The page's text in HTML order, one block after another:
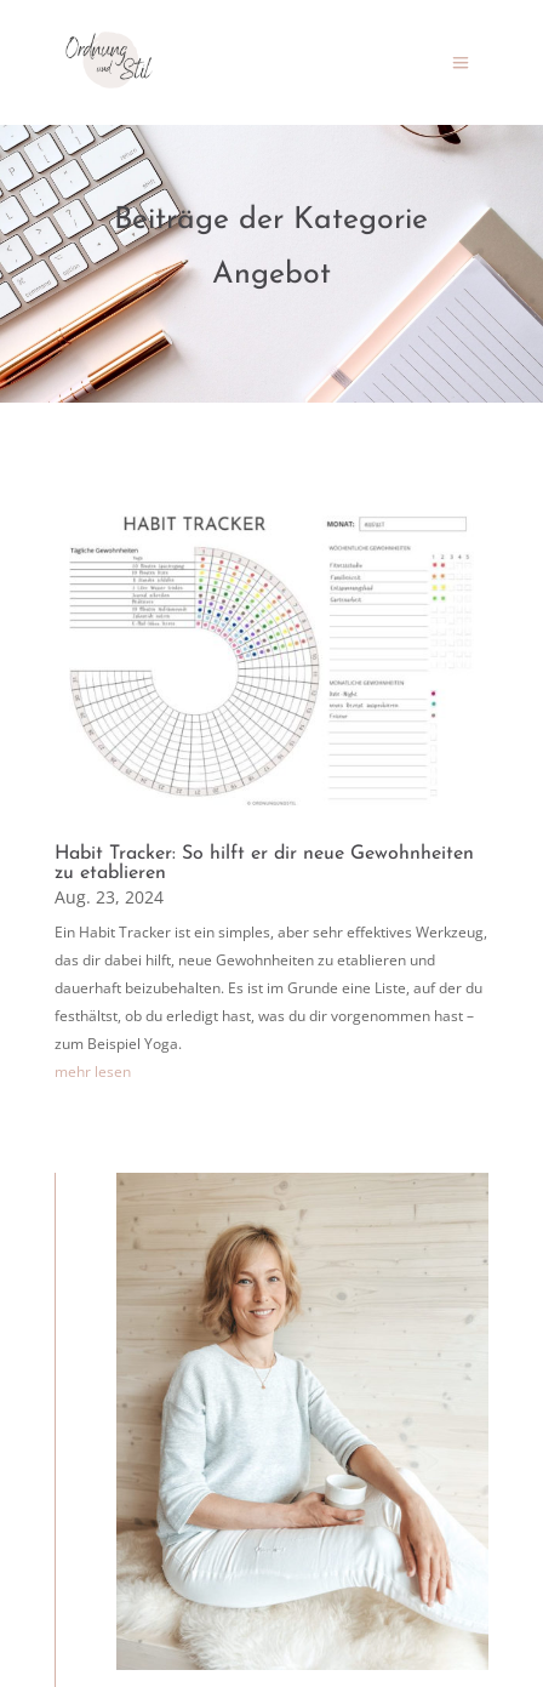
Beiträge der Kategorie
Angebot
Habit Tracker: So hilft er dir neue Gewohnheiten
zu etablieren
Aug. 23, 2024
Ein Habit Tracker ist ein simples, aber sehr effektives Werkzeug,
das dir dabei hilft, neue Gewohnheiten zu etablieren und
dauerhaft beizubehalten. Es ist im Grunde eine Liste, auf der du
festhältst, ob du erledigt hast, was du dir vorgenommen hast –
zum Beispiel Yoga.
mehr lesen